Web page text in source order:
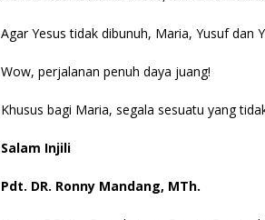
Agar Yesus tidak dibunuh, Maria, Yusuf dan
Wow, perjalanan penuh daya juang!
Khusus bagi Maria, segala sesuatu yang
Salam Injili
Pdt. DR. Ronny Mandang, MTh.